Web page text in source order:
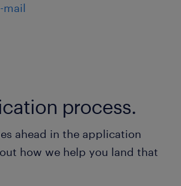
車4分）
のシフト制
mail
process.
ahead in the application
how we help you land that